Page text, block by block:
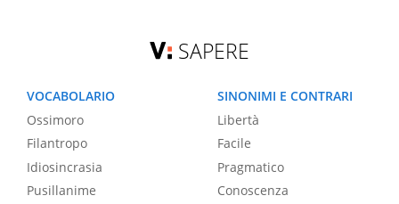
SAPERE
VOCABOLARIO
Ossimoro
Filantropo
Idiosincrasia
Pusillanime
SINONIMI E CONTRARI
Libertà
Facile
Pragmatico
Conoscenza